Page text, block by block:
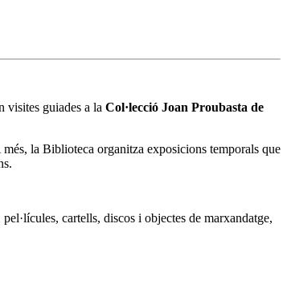
visites guiades a la Col·lecció Joan Proubasta de
la Biblioteca organitza exposicions temporals que
cartells, discos i objectes de marxandatge,